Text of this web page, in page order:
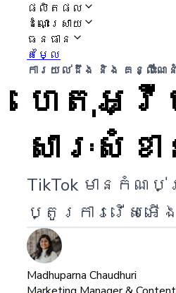
ផលិតផល
ដំណោះស្រាយ
ធនធាន
តម្លៃ
ការយល់ដឹង និង គន្លឹះណែន
ហេតុអ្វី
សារៈសំ
TikTok មានកំណ
ប្តូរការរើសអើ
Madhuparna Chaudhuri